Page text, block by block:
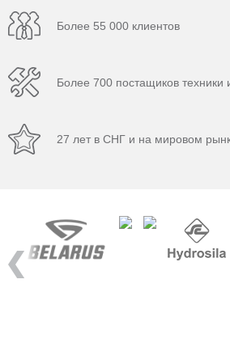
Более 55 000 клиентов
Более 700 постащиков техники
27 лет в СНГ и на мировом
Previous